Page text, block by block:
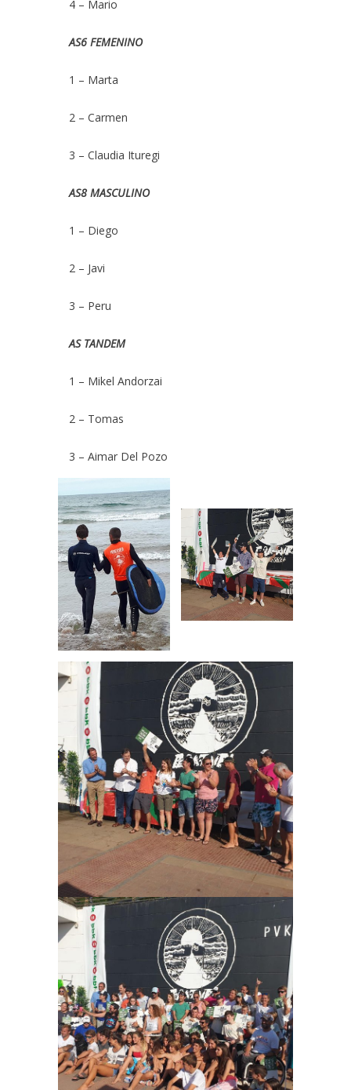
4 – Mario
AS6 FEMENINO
1 – Marta
2 – Carmen
3 – Claudia Ituregi
AS8 MASCULINO
1 – Diego
2 – Javi
3 – Peru
AS TANDEM
1 – Mikel Andorzai
2 – Tomas
3 – Aimar Del Pozo